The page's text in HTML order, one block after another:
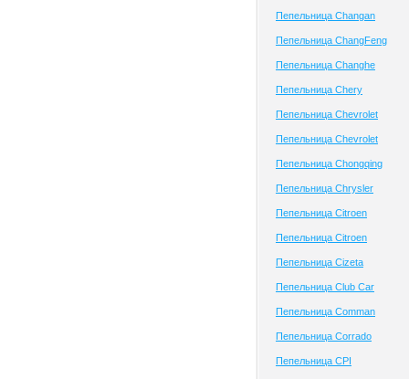
Пепельница Changan
Пепельница ChangFeng
Пепельница Changhe
Пепельница Chery
Пепельница Chevrolet
Пепельница Chevrolet
Пепельница Chongqing
Пепельница Chrysler
Пепельница Citroen
Пепельница Citroen
Пепельница Cizeta
Пепельница Club Сar
Пепельница Comman
Пепельница Corrado
Пепельница CPI